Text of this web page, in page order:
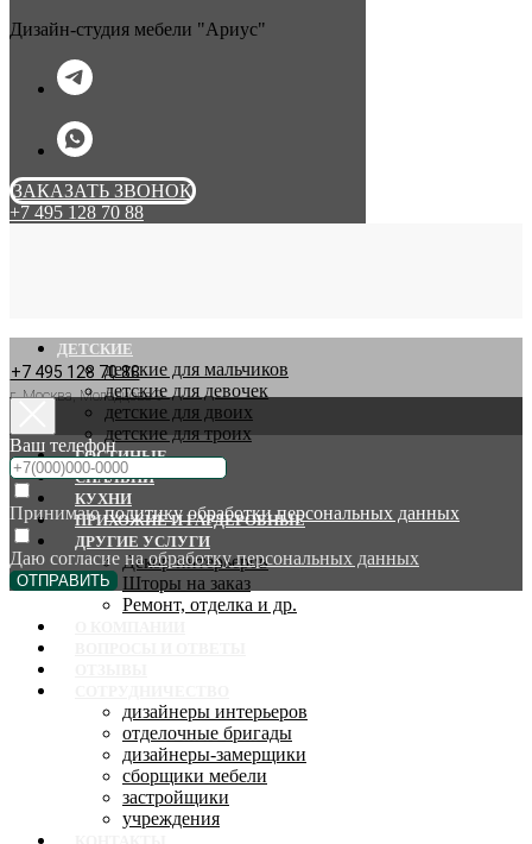
Дизайн-студия мебели "Ариус"
ЗАКАЗАТЬ ЗВОНОК
+7 495 128 70 88
+7 495 128 70 88
г. Москва, Молодцова 9
ДЕТСКИЕ
детские для мальчиков
детские для девочек
детские для двоих
детские для троих
ГОСТИНЫЕ
СПАЛЬНИ
КУХНИ
ПРИХОЖИЕ И ГАРДЕРОБНЫЕ
ДРУГИЕ УСЛУГИ
Декор интерьеров
Шторы на заказ
Ремонт, отделка и др.
дизайнеры интерьеров
отделочные бригады
дизайнеры-замерщики
сборщики мебели
застройщики
учреждения
Ваш телефон
Принимаюполитику обработки персональных данных
Даю согласие наобработку персональных данных
ОТПРАВИТЬ